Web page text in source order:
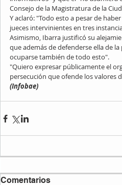
Consejo de la Magistratura de la
Y aclaró: "Todo esto a pesar de
jueces intervinientes en tres
Asimismo, Ibarra justificó su
que además de defenderse ella de
ocuparse también de todo esto".
"Quiero expresar públicamente el
persecución que ofende los valores
(Infobae)
Comentarios